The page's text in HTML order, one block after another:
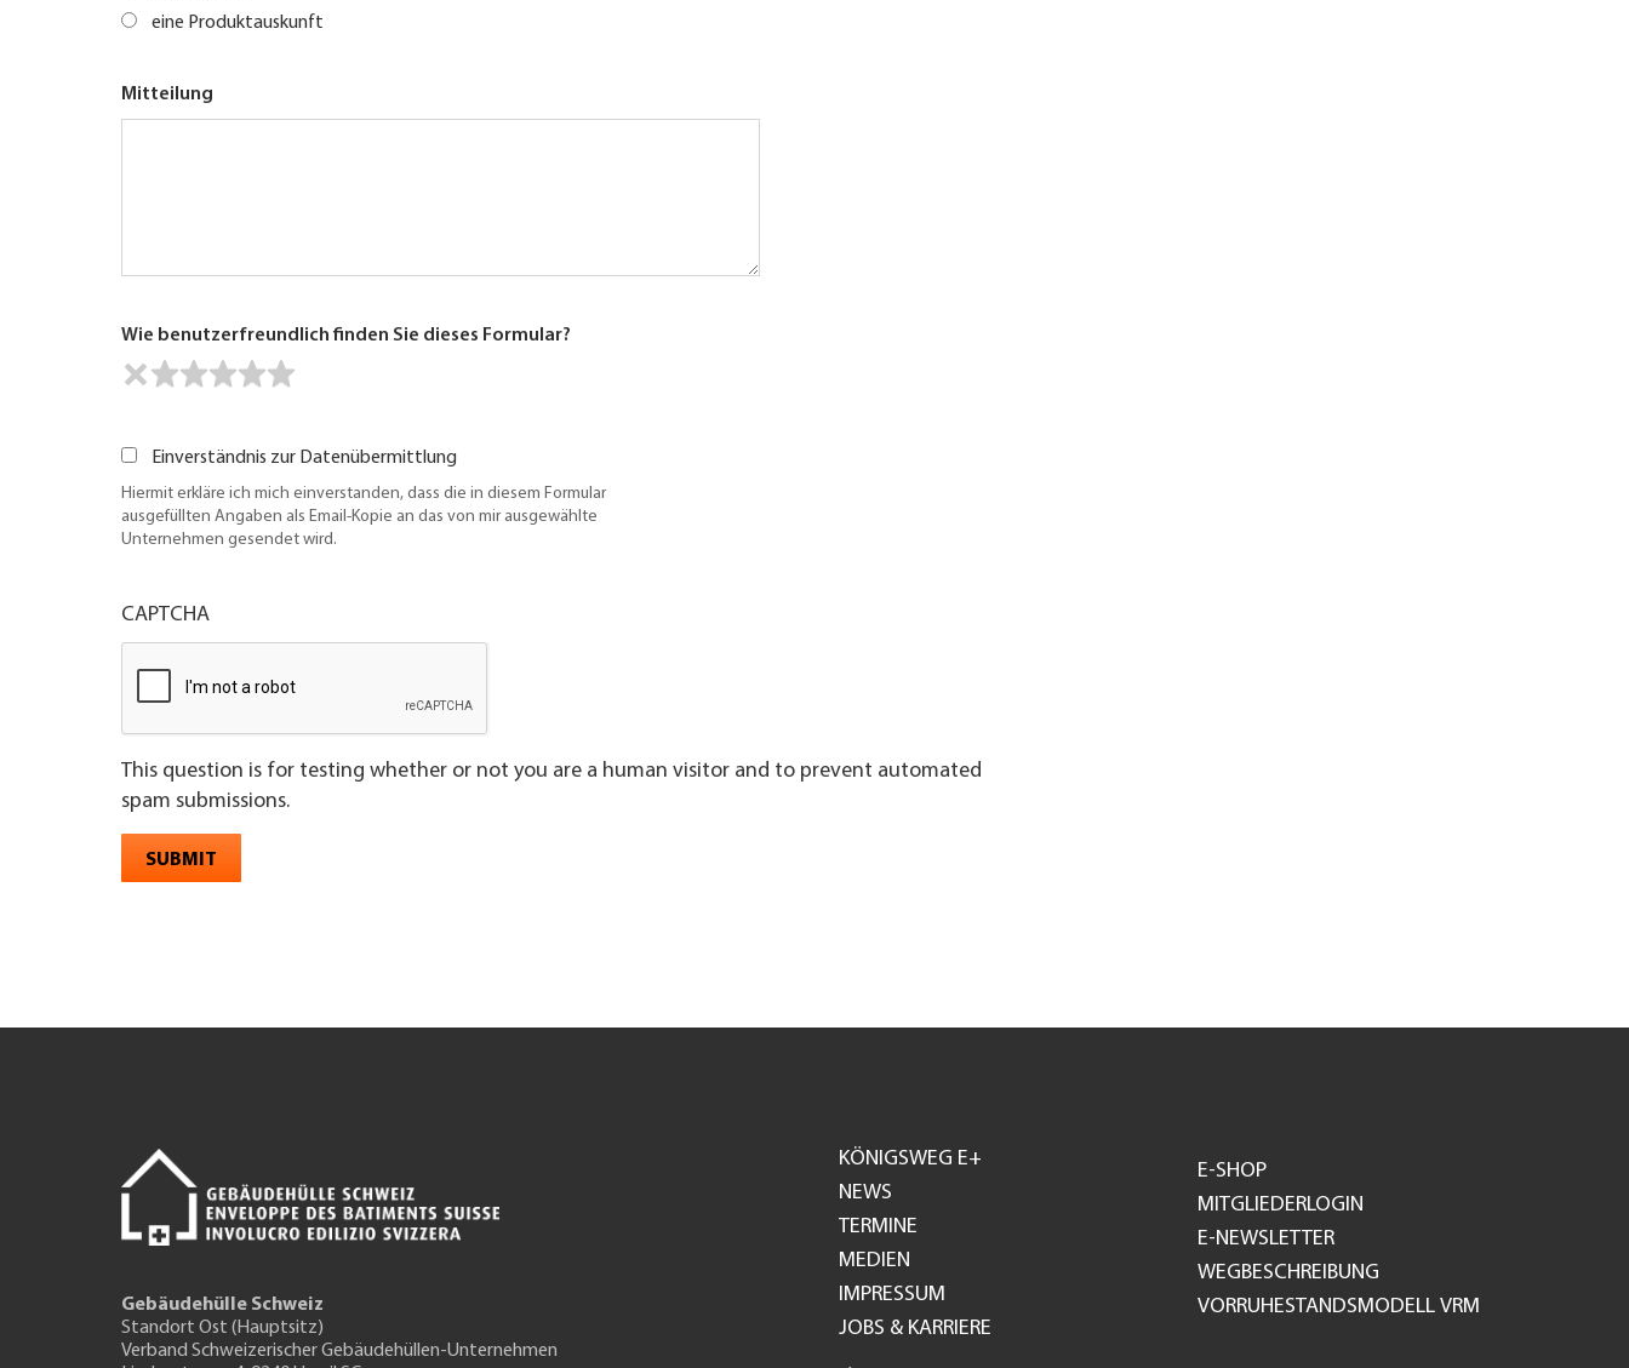
eine Produktauskunft
Mitteilung
Wie benutzerfreundlich finden Sie dieses Formular?
Einverständnis zur Datenübermittlung
Hiermit erkläre ich mich einverstanden, dass die in diesem Formular
ausgefüllten Angaben als Email-Kopie an das von mir ausgewählte
Unternehmen gesendet wird.
CAPTCHA
This question is for testing whether or not you are a human visitor and to prevent automated
spam submissions.
SUBMIT
Gebäudehülle Schweiz
Standort Ost (Hauptsitz)
Verband Schweizerischer Gebäudehüllen-Unternehmen
Footer
GH
KÖNIGSWEG E+
NEWS
TERMINE
MEDIEN
IMPRESSUM
JOBS & KARRIERE
E-SHOP
MITGLIEDERLOGIN
E-NEWSLETTER
WEGBESCHREIBUNG
VORRUHESTANDSMODELL VRM